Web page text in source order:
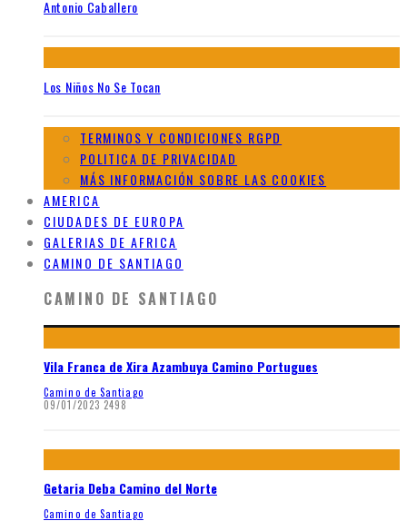
Antonio Caballero
Los Niños No Se Tocan
TERMINOS Y CONDICIONES RGPD
POLITICA DE PRIVACIDAD
MÁS INFORMACIÓN SOBRE LAS COOKIES
AMERICA
CIUDADES DE EUROPA
GALERIAS DE AFRICA
CAMINO DE SANTIAGO
CAMINO DE SANTIAGO
Vila Franca de Xira Azambuya Camino Portugues
Camino de Santiago
09/01/2023 2498
Getaria Deba Camino del Norte
Camino de Santiago